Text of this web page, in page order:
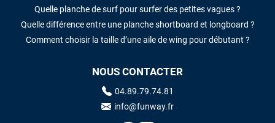
Quelle planche de surf pour surfer des petites vagues ?
Quelle différence entre une planche shortboard et longboard ?
Comment choisir la taille d’une aile de wing pour débutant ?
NOUS CONTACTER
04.89.79.74.81
info@funway.fr